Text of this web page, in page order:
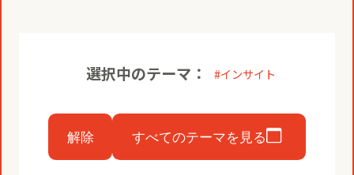
お知らせ
博報堂ＤＹグループトピックス
CIVIC PRIDE®コンサルティング
インストアコンサルティング
SUSTAINABILITY
トップメッセージ
COMPANY
選択中のテーマ： インサイト
解除 すべてのテーマを見る